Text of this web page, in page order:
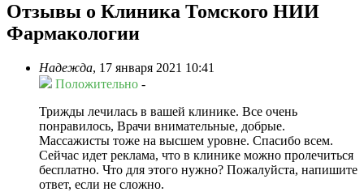
Отзывы о Клиника Томского НИИ
Фармакологии
Надежда, 17 января 2021 10:41
Положительно -
Трижды лечилась в вашей клинике. Все очень
понравилось, Врачи внимательные, добрые.
Массажисты тоже на высшем уровне. Спасибо всем.
Сейчас идет реклама, что в клинике можно пролечиться
бесплатно. Что для этого нужно? Пожалуйста, напишите
ответ, если не сложно.